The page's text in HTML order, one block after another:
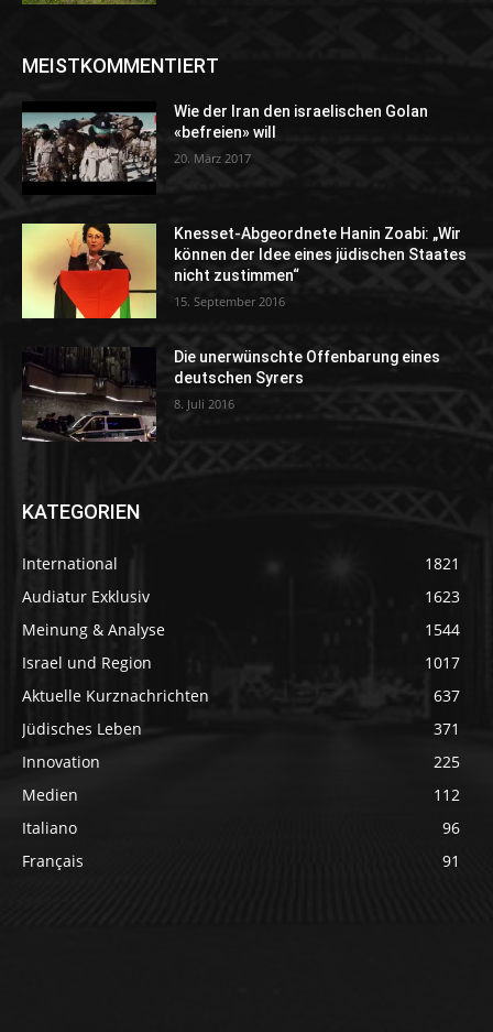
MEISTKOMMENTIERT
Wie der Iran den israelischen Golan
«befreien» will
20. März 2017
Knesset-Abgeordnete Hanin Zoabi: „Wir
können der Idee eines jüdischen Staates
nicht zustimmen“
15. September 2016
Die unerwünschte Offenbarung eines
deutschen Syrers
8. Juli 2016
KATEGORIEN
International
1821
Audiatur Exklusiv
1623
Meinung & Analyse
1544
Israel und Region
1017
Aktuelle Kurznachrichten
637
Jüdisches Leben
371
Innovation
225
Medien
112
Italiano
96
Français
91